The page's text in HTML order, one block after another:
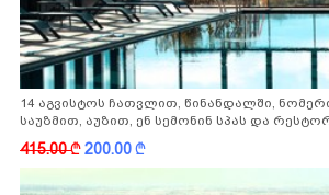
14 აგვისტოს ჩათვლით, წინანდალში,
საუზმით, აუზით, ენ სემონინ სპას და
415.00k200.00k